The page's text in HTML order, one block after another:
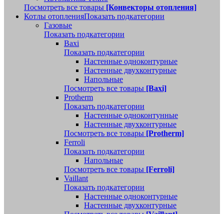
Посмотреть все товары [Конвекторы отопления]
Котлы отопленияПоказать подкатегории
Газовые
Показать подкатегории
Baxi
Показать подкатегории
Настенные одноконтурные
Настенные двухконтурные
Напольные
Посмотреть все товары [Baxi]
Protherm
Показать подкатегории
Настенные одноконтунные
Настенные двухконтурные
Посмотреть все товары [Protherm]
Ferroli
Показать подкатегории
Напольные
Посмотреть все товары [Ferroli]
Vaillant
Показать подкатегории
Настенные одноконтурные
Настенные двухконтурные